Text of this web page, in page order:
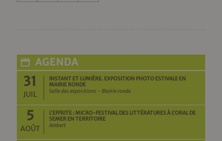
AGENDA
31
JUIL
INSTANT ET LUMIÈRE. EXPOSITION PHOTO ESTIVALE EN
MAIRIE RONDE
Salle des expositions - Mairie ronde
5
AOÛT
L’EFFRITE : MICRO-FESTIVAL DES LITTÉRATURES À L’ORAL DE
SEMER EN TERRITOIRE
Ambert